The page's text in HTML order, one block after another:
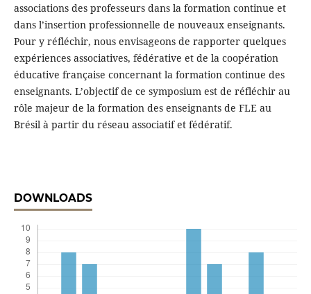
associations des professeurs dans la formation continue et
dans l’insertion professionnelle de nouveaux enseignants.
Pour y réfléchir, nous envisageons de rapporter quelques
expériences associatives, fédérative et de la coopération
éducative française concernant la formation continue des
enseignants. L’objectif de ce symposium est de réfléchir au
rôle majeur de la formation des enseignants de FLE au
Brésil à partir du réseau associatif et fédératif.
DOWNLOADS